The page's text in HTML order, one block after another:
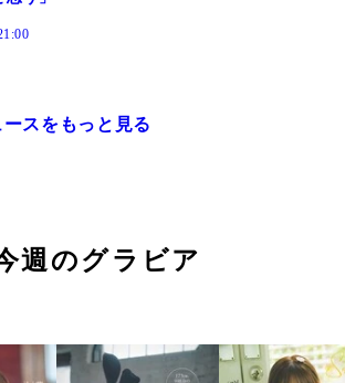
スをもっと見る
週のグラビア